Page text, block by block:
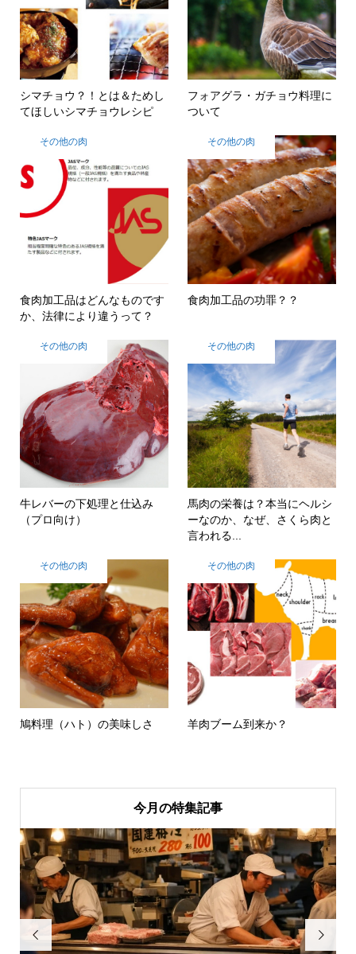
シマチョウ？！とは＆ためし
てほしいシマチョウレシピ
フォアグラ・ガチョウ料理に
ついて
その他の肉
食肉加工品はどんなものです
か、法律により違うって？
その他の肉
食肉加工品の功罪？？
その他の肉
牛レバーの下処理と仕込み
（プロ向け）
その他の肉
馬肉の栄養は？本当にヘルシ
ーなのか、なぜ、さくら肉と
言われる...
その他の肉
鳩料理（ハト）の美味しさ
その他の肉
羊肉ブーム到来か？
今月の特集記事
 